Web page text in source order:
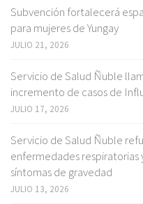
Subvención fortalecerá
para mujeres de Yungay
JULIO 21, 2026
Servicio de Salud Ñuble
incremento de casos de
JULIO 17, 2026
Servicio de Salud Ñuble
enfermedades
síntomas de gravedad
JULIO 13, 2026